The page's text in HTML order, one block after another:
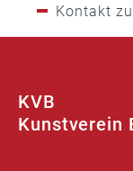
Kontakt
KVB
Kunstverein